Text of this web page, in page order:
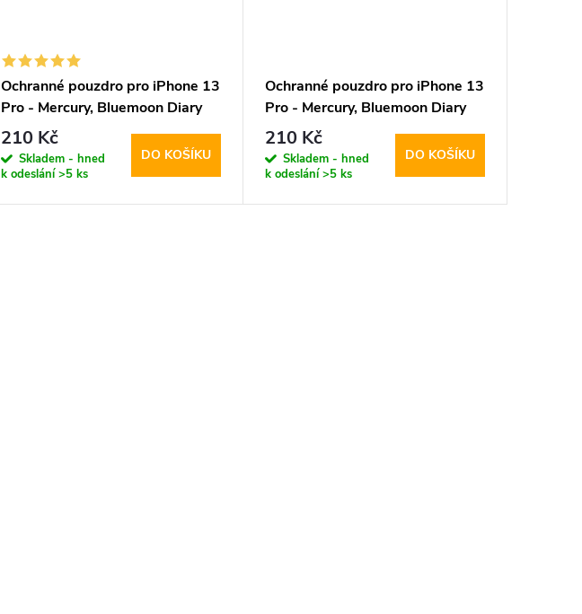
Ochranné pouzdro pro iPhone 13
Pro - Mercury, Bluemoon Diary
Navy
210 Kč
Skladem - hned
k odeslání>5 ks
DO KOŠÍKU
Ochranné pouzdro pro iPhone 13
Pro - Mercury, Bluemoon Diary
HotPink
210 Kč
Skladem - hned
k odeslání>5 ks
DO KOŠÍKU